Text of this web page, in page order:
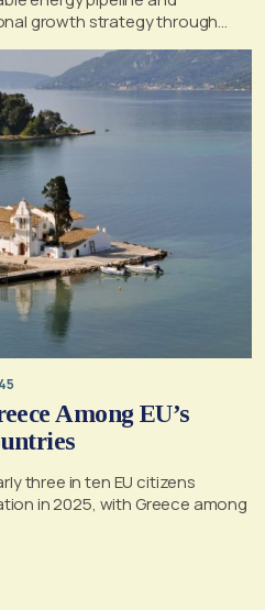
growth strategy through
Among EU’s
three in ten EU citizens
in 2025, with Greece among